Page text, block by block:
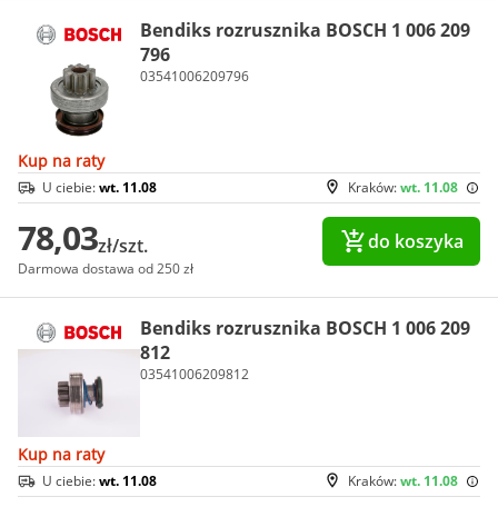
Bendiks rozrusznika BOSCH 1 006 209
796
03541006209796
Kup na raty
Kraków:wt. 11.08
U ciebie:wt. 11.08
78,03zł/szt.
Darmowa dostawa od 250 zł
do koszyka
Bendiks rozrusznika BOSCH 1 006 209
812
03541006209812
Kup na raty
Kraków:wt. 11.08
U ciebie:wt. 11.08